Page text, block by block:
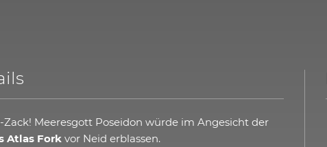
Zack! Meeresgott Poseidon würde im Angesicht der
Atlas Fork vor Neid erblassen.